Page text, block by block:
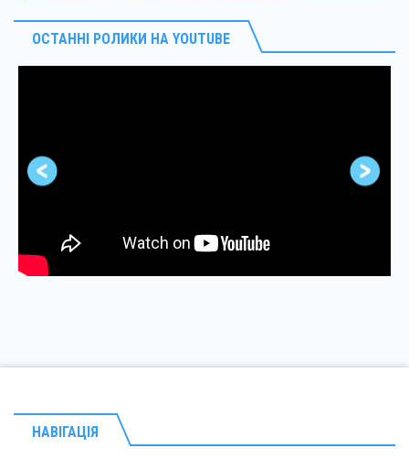
ОСТАННІ РОЛИКИ НА YOUTUBE
НАВІГАЦІЯ